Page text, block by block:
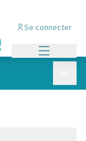
Se connecter